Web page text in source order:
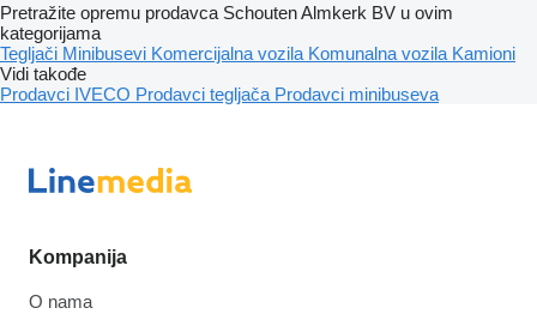
Pretražite opremu prodavca Schouten Almkerk BV u ovim
kategorijama
Tegljači Minibusevi Komercijalna vozila Komunalna vozila Kamioni
Vidi takođe
Prodavci IVECO Prodavci tegljača Prodavci minibuseva
Kompanija
O nama